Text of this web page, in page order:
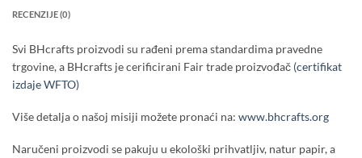
RECENZIJE (0)
Svi BHcrafts proizvodi su rađeni prema standardima pravedne
trgovine, a BHcrafts je cerificirani Fair trade proizvođač (certifikat
izdaje WFTO)
Više detalja o našoj misiji možete pronaći na: www.bhcrafts.org
Naručeni proizvodi se pakuju u ekološki prihvatljiv, natur papir, a